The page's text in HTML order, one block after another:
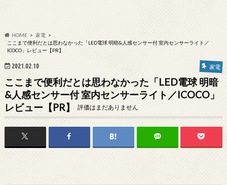
HOME
家電
ここまで便利だとは思わなかった「LED電球 明暗&人感センサー付 室内センサーライト／
ICOCO」レビュー【PR】
2021.02.10 家電
ここまで便利だとは思わなかった「LED電球 明暗
&人感センサー付 室内センサーライト／ICOCO」
レビュー【PR】
評価はまだありません